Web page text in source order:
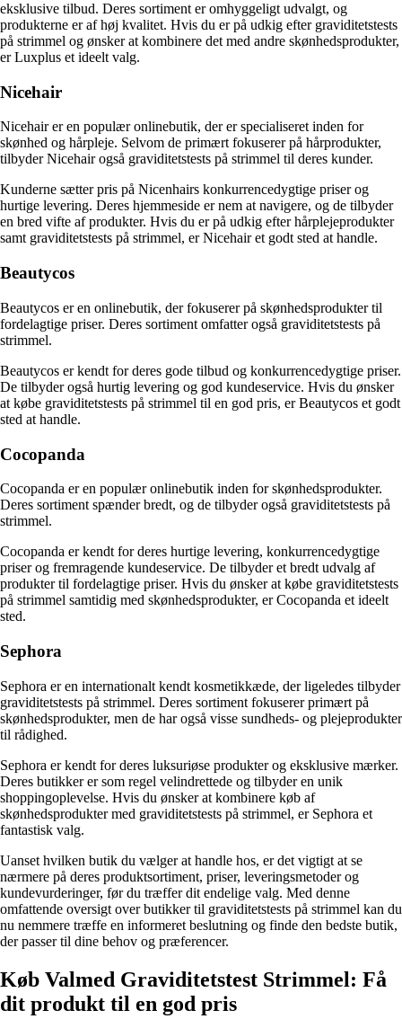
eksklusive tilbud. Deres sortiment er omhyggeligt udvalgt, og
produkterne er af høj kvalitet. Hvis du er på udkig efter graviditetstests
på strimmel og ønsker at kombinere det med andre skønhedsprodukter,
er Luxplus et ideelt valg.
Nicehair
Nicehair er en populær onlinebutik, der er specialiseret inden for
skønhed og hårpleje. Selvom de primært fokuserer på hårprodukter,
tilbyder Nicehair også graviditetstests på strimmel til deres kunder.
Kunderne sætter pris på Nicenhairs konkurrencedygtige priser og
hurtige levering. Deres hjemmeside er nem at navigere, og de tilbyder
en bred vifte af produkter. Hvis du er på udkig efter hårplejeprodukter
samt graviditetstests på strimmel, er Nicehair et godt sted at handle.
Beautycos
Beautycos er en onlinebutik, der fokuserer på skønhedsprodukter til
fordelagtige priser. Deres sortiment omfatter også graviditetstests på
strimmel.
Beautycos er kendt for deres gode tilbud og konkurrencedygtige priser.
De tilbyder også hurtig levering og god kundeservice. Hvis du ønsker
at købe graviditetstests på strimmel til en god pris, er Beautycos et godt
sted at handle.
Cocopanda
Cocopanda er en populær onlinebutik inden for skønhedsprodukter.
Deres sortiment spænder bredt, og de tilbyder også graviditetstests på
strimmel.
Cocopanda er kendt for deres hurtige levering, konkurrencedygtige
priser og fremragende kundeservice. De tilbyder et bredt udvalg af
produkter til fordelagtige priser. Hvis du ønsker at købe graviditetstests
på strimmel samtidig med skønhedsprodukter, er Cocopanda et ideelt
sted.
Sephora
Sephora er en internationalt kendt kosmetikkæde, der ligeledes tilbyder
graviditetstests på strimmel. Deres sortiment fokuserer primært på
skønhedsprodukter, men de har også visse sundheds- og plejeprodukter
til rådighed.
Sephora er kendt for deres luksuriøse produkter og eksklusive mærker.
Deres butikker er som regel velindrettede og tilbyder en unik
shoppingoplevelse. Hvis du ønsker at kombinere køb af
skønhedsprodukter med graviditetstests på strimmel, er Sephora et
fantastisk valg.
Uanset hvilken butik du vælger at handle hos, er det vigtigt at se
nærmere på deres produktsortiment, priser, leveringsmetoder og
kundevurderinger, før du træffer dit endelige valg. Med denne
omfattende oversigt over butikker til graviditetstests på strimmel kan du
nu nemmere træffe en informeret beslutning og finde den bedste butik,
der passer til dine behov og præferencer.
Køb Valmed Graviditetstest Strimmel: Få
dit produkt til en god pris